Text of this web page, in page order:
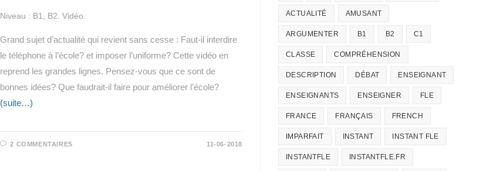
Niveau : B1, B2. Vidéo.
Grand sujet d’actualité qui revient sans cesse : Faut-il interdire
le téléphone à l’école? et imposer l’uniforme? Cette vidéo en
reprend les grandes lignes. Pensez-vous que ce sont de
bonnes idées? Que faudrait-il faire pour améliorer l’école?
(suite…)
2 COMMENTAIRES 11-06-2018
ACTUALITÉ AMUSANT
ARGUMENTER B1 B2 C1
CLASSE COMPRÉHENSION
DESCRIPTION DÉBAT ENSEIGNANT
ENSEIGNANTS ENSEIGNER FLE
FRANCE FRANÇAIS FRENCH
IMPARFAIT INSTANT INSTANT FLE
INSTANTFLE INSTANTFLE.FR